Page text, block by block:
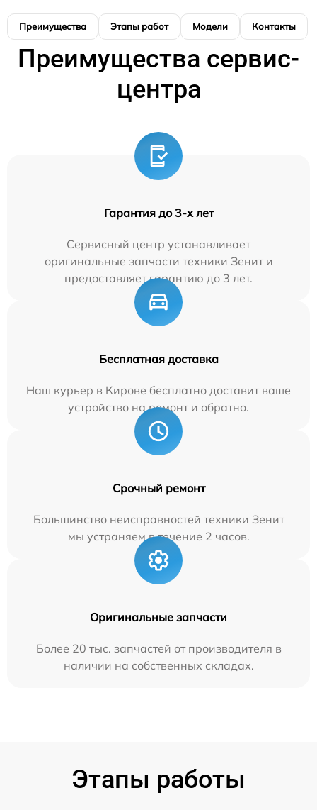
Преимущества Этапы работ Модели Контакты
Преимущества сервис-
центра
Гарантия до 3-х лет
Сервисный центр устанавливает
оригинальные запчасти техники Зенит и
предоставляет гарантию до 3 лет.
Бесплатная доставка
Наш курьер в Кирове бесплатно доставит ваше
устройство на ремонт и обратно.
Срочный ремонт
Большинство неисправностей техники Зенит
мы устраняем в течение 2 часов.
Оригинальные запчасти
Более 20 тыс. запчастей от производителя в
наличии на собственных складах.
Этапы работы